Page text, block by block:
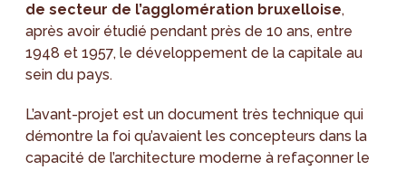
de secteur de l’agglomération bruxelloise,
après avoir étudié pendant près de 10 ans, entre
1948 et 1957, le développement de la capitale au
sein du pays.
L’avant-projet est un document très technique qui
démontre la foi qu’avaient les concepteurs dans la
capacité de l’architecture moderne à refaçonner le